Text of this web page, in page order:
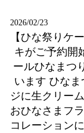
2026/02/23
【ひな祭りケ
キがご予約開
ールひなまつ
います ひな
ジに生クリー
おひなさまフ
コレーション